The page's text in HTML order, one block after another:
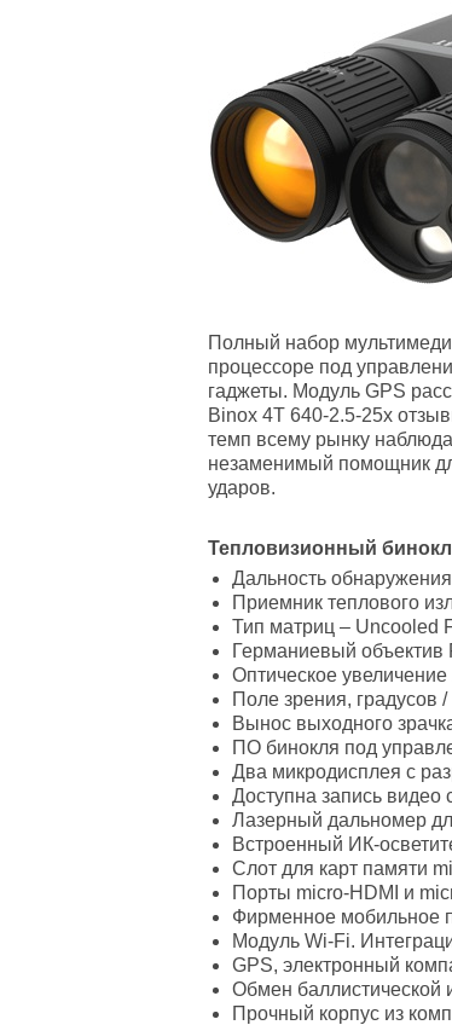
Полный набор
процессоре под
гаджеты. Модуль GPS
Binox 4T 640-2.5-25x
темп всему рынку
незаменимый помощник
ударов.
Тепловизионный
Дальность
Приемник теплового
Тип матриц – Uncooled
Германиевый объектив
Оптическое
Поле зрения, градусов
Вынос выходного
ПО бинокля под
Два микродисплея с
Доступна запись видео
Лазерный дальномер
Встроенный ИК-
Слот для карт памяти
Порты micro-HDMI и
Фирменное мобильное
Модуль Wi-Fi.
GPS, электронный
Обмен баллистической
Прочный корпус из